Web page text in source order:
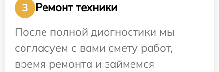
3
Ремонт техники
После полной диагностики мы
согласуем с вами смету работ,
время ремонта и займемся